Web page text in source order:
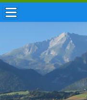
ACCUEIL / INFOS
MUNICIPALITÉ
VIE LOCALE
ENFANCE